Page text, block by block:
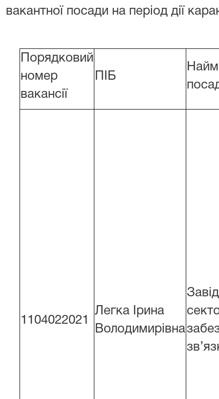
вакантної посади на період дії
Порядковий
номер
вакансії
ПІБ
1104022021
Легка Ірина
Володимирівна